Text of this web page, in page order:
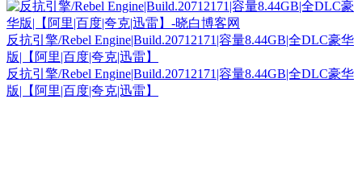
反抗引擎/Rebel Engine|Build.20712171|容量8.44GB|全DLC豪华
版|【阿里|百度|夸克|迅雷】
反抗引擎/Rebel Engine|Build.20712171|容量8.44GB|全DLC豪华
版|【阿里|百度|夸克|迅雷】